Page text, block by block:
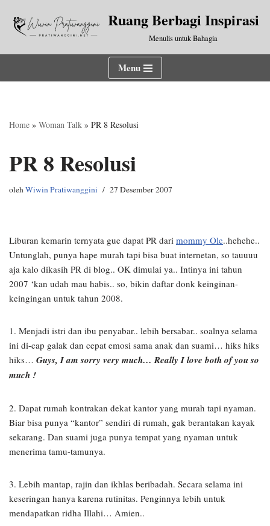
Lompat
Ruang Berbagi Inspirasi
Menulis untuk Bahagia
Menu
Home » Woman Talk » PR 8 Resolusi
PR 8 Resolusi
olehWiwin Pratiwanggini 27 Desember 2007
Liburan kemarin ternyata gue dapat PR dari mommy Ole..hehehe..
Untunglah, punya hape murah tapi bisa buat internetan, so tauuuu
aja kalo dikasih PR di blog.. OK dimulai ya.. Intinya ini tahun
2007 ‘kan udah mau habis.. so, bikin daftar donk keinginan-
keingingan untuk tahun 2008.
1. Menjadi istri dan ibu penyabar.. lebih bersabar.. soalnya selama
ini di-cap galak dan cepat emosi sama anak dan suami… hiks hiks
hiks… Guys, I am sorry very much… Really I love both of you so
much !
2. Dapat rumah kontrakan dekat kantor yang murah tapi nyaman.
Biar bisa punya “kantor” sendiri di rumah, gak berantakan kayak
sekarang. Dan suami juga punya tempat yang nyaman untuk
menerima tamu-tamunya.
3. Lebih mantap, rajin dan ikhlas beribadah. Secara selama ini
keseringan hanya karena rutinitas. Penginnya lebih untuk
mendapatkan ridha Illahi… Amien..